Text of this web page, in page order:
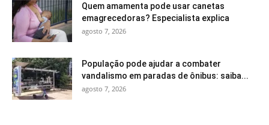
Quem amamenta pode usar canetas
emagrecedoras? Especialista explica
agosto 7, 2026
População pode ajudar a combater
vandalismo em paradas de ônibus: saiba...
agosto 7, 2026